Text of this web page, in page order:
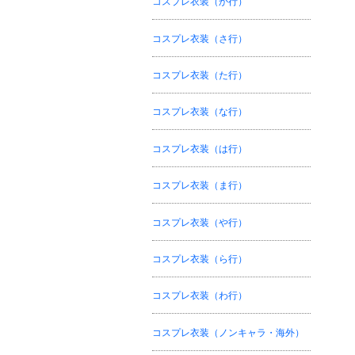
コスプレ衣装（さ行）
コスプレ衣装（た行）
コスプレ衣装（な行）
コスプレ衣装（は行）
コスプレ衣装（ま行）
コスプレ衣装（や行）
コスプレ衣装（ら行）
コスプレ衣装（わ行）
コスプレ衣装（ノンキャラ・海外）